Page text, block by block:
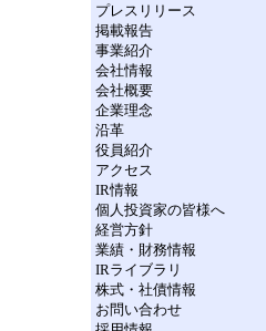
プレスリリース
掲載報告
事業紹介
会社情報
会社概要
企業理念
沿革
役員紹介
アクセス
IR情報
個人投資家の皆様へ
経営方針
業績・財務情報
IRライブラリ
株式・社債情報
お問い合わせ